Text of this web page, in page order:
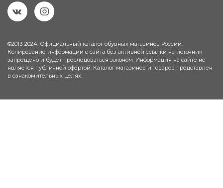
©2013-2024. Официальный каталог обувных магазинов России.
Копирование информации с сайта без активной ссылки на источник
запрещено и будет преследоваться законом. Информация на сайте не
является публичной офёртой. Каталог магазинов и товаров представлен
в ознакомительных целях.